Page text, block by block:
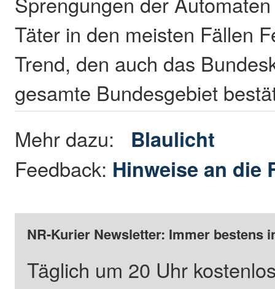
Täter in den meisten Fällen
Trend, den auch das
gesamte Bundesgebiet
Mehr dazu: Blaulicht
Feedback: Hinweise an die
NR-Kurier Newsletter: Immer bestens
Täglich um 20 Uhr